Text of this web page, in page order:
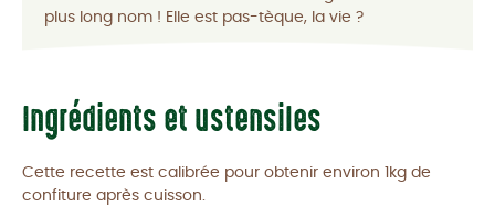
plus long nom ! Elle est pas-tèque, la vie ?
Ingrédients et ustensiles
Cette recette est calibrée pour obtenir environ 1kg de
confiture après cuisson.